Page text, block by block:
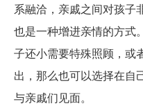
系融洽，亲戚之间对孩子
也是一种增进亲情的方式
子还小需要特殊照顾，或
出，那么也可以选择在自
与亲戚们见面。